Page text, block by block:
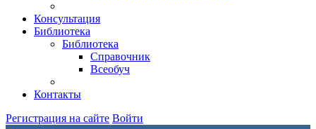
Консультация
Библиотека
Библиотека
Справочник
Всеобуч
Контакты
Регистрация на сайте Войти